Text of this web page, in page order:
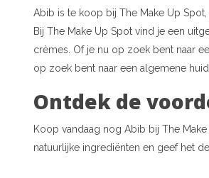
Abib is te koop bij The Make Up
Bij The Make Up Spot vind je een
crèmes. Of je nu op zoek bent naar
op zoek bent naar een algemene
Ontdek de
Koop vandaag nog Abib bij The
natuurlijke ingrediënten en geef het